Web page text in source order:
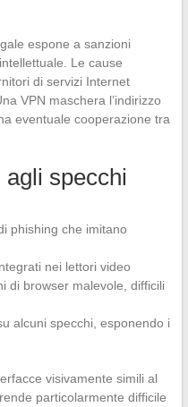
espone a sanzioni
Le cause
di servizi Internet
VPN maschera l’indirizzo
eventuale cooperazione tra
specchi
phishing che imitano
nei lettori video
di browser malevole, difficili
alcuni specchi, esponendo i
visivamente simili al
particolarmente difficile